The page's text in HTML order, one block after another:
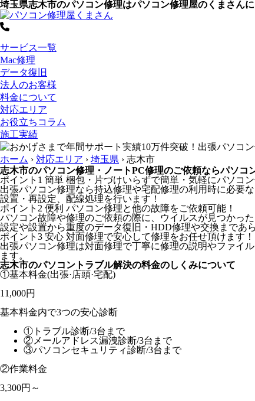
埼玉県志木市のパソコン修理はパソコン修理屋のくまさんに
サービス一覧
Mac修理
データ復旧
法人のお客様
料金について
対応エリア
お役立ちコラム
施工実績
ホーム › 対応エリア › 埼玉県 › 志木市
志木市のパソコン修理・ノートPC修理のご依頼ならパソコ
ポイント1 簡単 梱包・片づけいらずで簡単・気軽にパソコン
出張パソコン修理なら持込修理や宅配修理の利用時に必要
設置・再設定、配線処理を行います！
ポイント2 便利 パソコン修理と他の故障をご依頼可能！
パソコン故障や修理のご依頼の際に、ウイルスが見つかっ
設定や設置から重度のデータ復旧・HDD修理や交換まであ
ポイント3 安心 対面修理で安心して修理をお任せ頂けます！
出張パソコン修理は対面修理で丁寧に修理の説明やファイ
ます。
志木市のパソコントラブル解決の料金のしくみについて
①基本料金(出張·店頭·宅配)
11,000円
基本料金内で3つの安心診断
①トラブル診断/3台まで
②メールアドレス漏洩診断/3台まで
③パソコンセキュリティ診断/3台まで
②作業料金
3,300円～